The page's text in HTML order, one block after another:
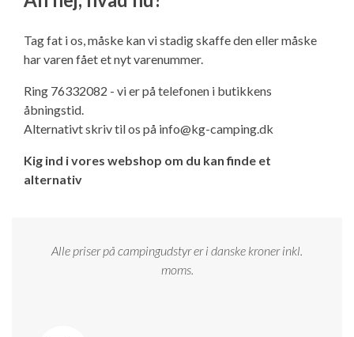
Adria Astella
Next
Hobby Prestige
Hobby Maxia
Ny campingvogn - godt at vide
Lille campingvogn
Finansiering af campingvogn
Vil du sælge din campingvogn?
Brugte telte og udstyr
Isabella Fortelte
Isabella weekend- og vinterfortelte
Camping erhverv
Adria Coral
Adria Compact
Internet i campingvognen
Aircondition og klimaanlæg
Gas-komfort i din campingvogn
Byvand - rindende vand i campingvognen
GPS tracker til autocamper og campingvogn
Sikker handel
Klagemuligheder
Handelsbetingelser - webshop
Tag fat i os, måske kan vi stadig skaffe den eller måske
har varen fået et nyt varenummer.
Ring 76332082 - vi er på telefonen i butikkens
åbningstid.
Alternativt skriv til os på info@kg-camping.dk
Kig ind i vores webshop om du kan finde et
alternativ
Alle priser på campingudstyr er i danske kroner inkl.
moms.